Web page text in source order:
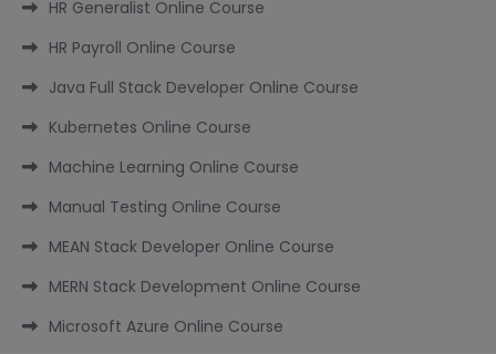
HR Generalist Online Course
HR Payroll Online Course
Java Full Stack Developer Online Course
Kubernetes Online Course
Machine Learning Online Course
Manual Testing Online Course
MEAN Stack Developer Online Course
MERN Stack Development Online Course
Microsoft Azure Online Course